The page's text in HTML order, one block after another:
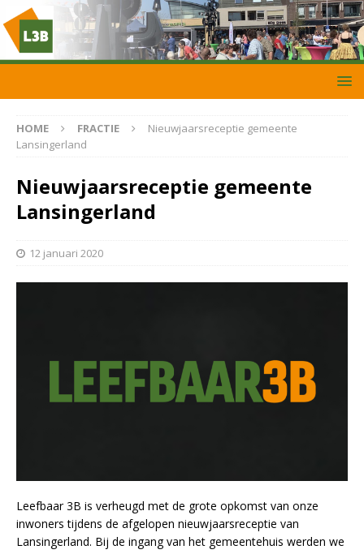
HOME FRACTIE
Nieuwjaarsreceptie gemeente
Lansingerland
Nieuwjaarsreceptie gemeente
Lansingerland
12 januari 2020
Leefbaar 3B is verheugd met de grote opkomst van onze
inwoners tijdens de afgelopen nieuwjaarsreceptie van
Lansingerland. Bij de ingang van het gemeentehuis werden we